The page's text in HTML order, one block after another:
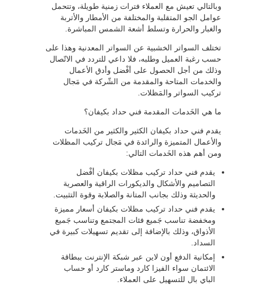
وبالتالي تعيش مع العملاء فترات زمنية طويلة، وتتحمل
عوامل الجو المتقلبة والمختلفة من الأمطار والأتربة
والغبار والحرارة وتسلط أشعة الشمس المباشرة.
تختلف السواتر الخشبية عن السواتر المعدنية وهذا على
حسب رغبة العميل وطلبه، فلا داعي للتردد في الاتّصال
وذلك من أجل الحصول على أفْضل وأدق الأعمال
والخدمات المتاحة والمقدمة من الشّركة في مَجال
تركيب السواتر والمَظلات.
ما هي الخَدمات المقدمة فني حداد بكيفان؟
يقدم فني حداد بكيفان الكثير والكثير من الخَدمات
والأعمال المتميزة والرائدة في مَجال تركيب المظلات
ومن أهم هذه الخَدمات التالي:
يقدم فني حداد تركيب مظلات بكيفان أفْضل
التصاميم والأشكال والديكورات الراقية والعصرية
والحديثة وذلك بجانب المتانة والصلابة وقوة التثبيت.
يقدم فني حداد تركيب مظلات بكيفان أسعار مميزة
ومخفضة تناسب جَميع فئات المجتمع وتناسب جَميع
الأذواق، وذلك بالإضافة إلى تقديم تسهيلات كبيرة في
السداد.
إمكانية الدفع أون لاين عبر شبكة الإنترنت ببطاقة
الائتمان سواء الفيزا كارد وماستر كارد أو حساب
الباي بال للتسهيل على العملاء.